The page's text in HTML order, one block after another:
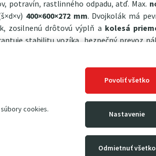
cookies.
Povoliť všetko
Nastavenie
Odmietnuť všetko
potravín, rastlinného odpadu, atď. Max.
400×600×272 mm. Dvojkolák má
zosilnenú drôtovú výplň a kolesá
stabilitu vozíka, bezpečný prevoz
korózii chráni silná vrstva práškovej